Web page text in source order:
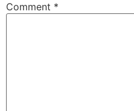
Comment *